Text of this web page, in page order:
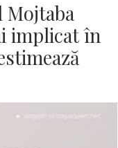
Mojtaba
implicat în